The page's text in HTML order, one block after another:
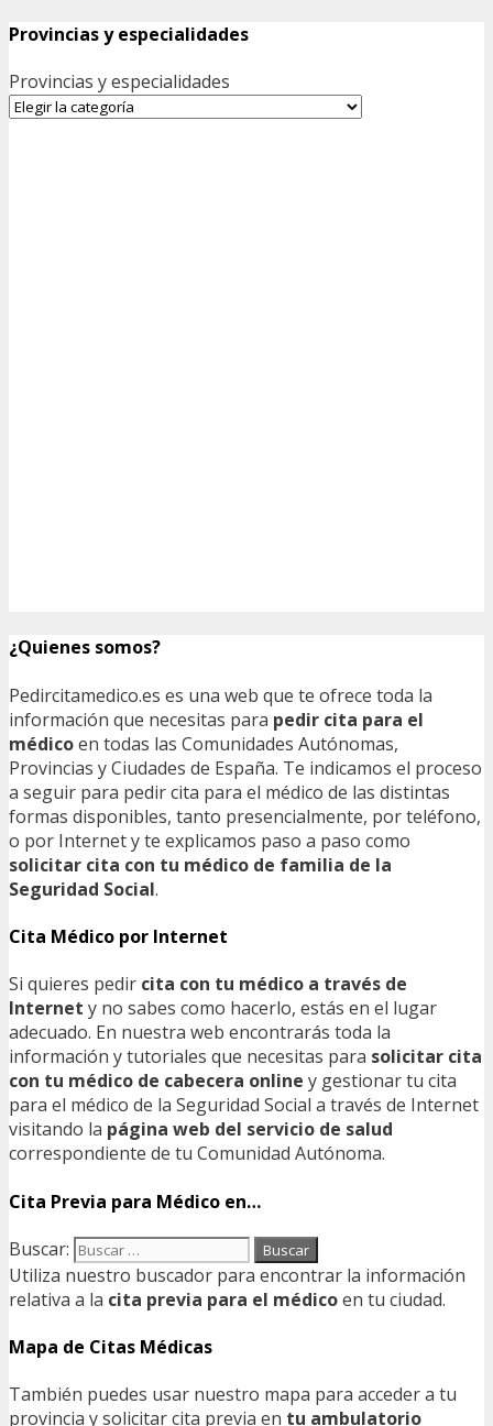
Provincias y especialidades
Provincias y especialidades
¿Quienes somos?
Pedircitamedico.es es una web que te ofrece toda la
información que necesitas para pedir cita para el
médicoen todas las Comunidades Autónomas,
Provincias y Ciudades de España. Te indicamos el proceso
a seguir para pedir cita para el médico de las distintas
formas disponibles, tanto presencialmente, por teléfono,
o por Internet y te explicamos paso a paso como
solicitar cita con tu médico de familia de la
Seguridad Social.
Cita Médico por Internet
Si quieres pedir cita con tu médico a través de
Internet y no sabes como hacerlo, estás en el lugar
adecuado. En nuestra web encontrarás toda la
información y tutoriales que necesitas para solicitar cita
con tu médico de cabecera online y gestionar tu cita
para el médico de la Seguridad Social a través de Internet
visitando la página web del servicio de salud
correspondiente de tu Comunidad Autónoma.
Cita Previa para Médico en…
Buscar:
Utiliza nuestro buscador para encontrar la información
relativa a la cita previa para el médicoen tu ciudad.
Mapa de Citas Médicas
También puedes usar nuestro mapa para acceder a tu
provincia y solicitar cita previa en tu ambulatorio